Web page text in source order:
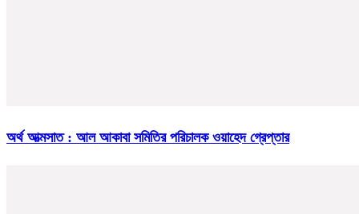
অর্থ আত্মসাত : আল আকাবা সমিতির পরিচালক ওয়াহেদ গ্রেপ্তার